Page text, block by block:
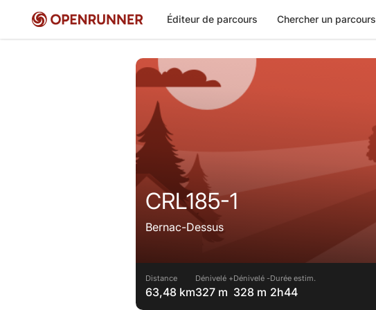
Éditeur de parcours Chercher un parcours
CRL185-1
Bernac-Dessus
Distance
63,48 km
Dénivelé +
327 m
Dénivelé -
328 m
Durée estim.
2h44